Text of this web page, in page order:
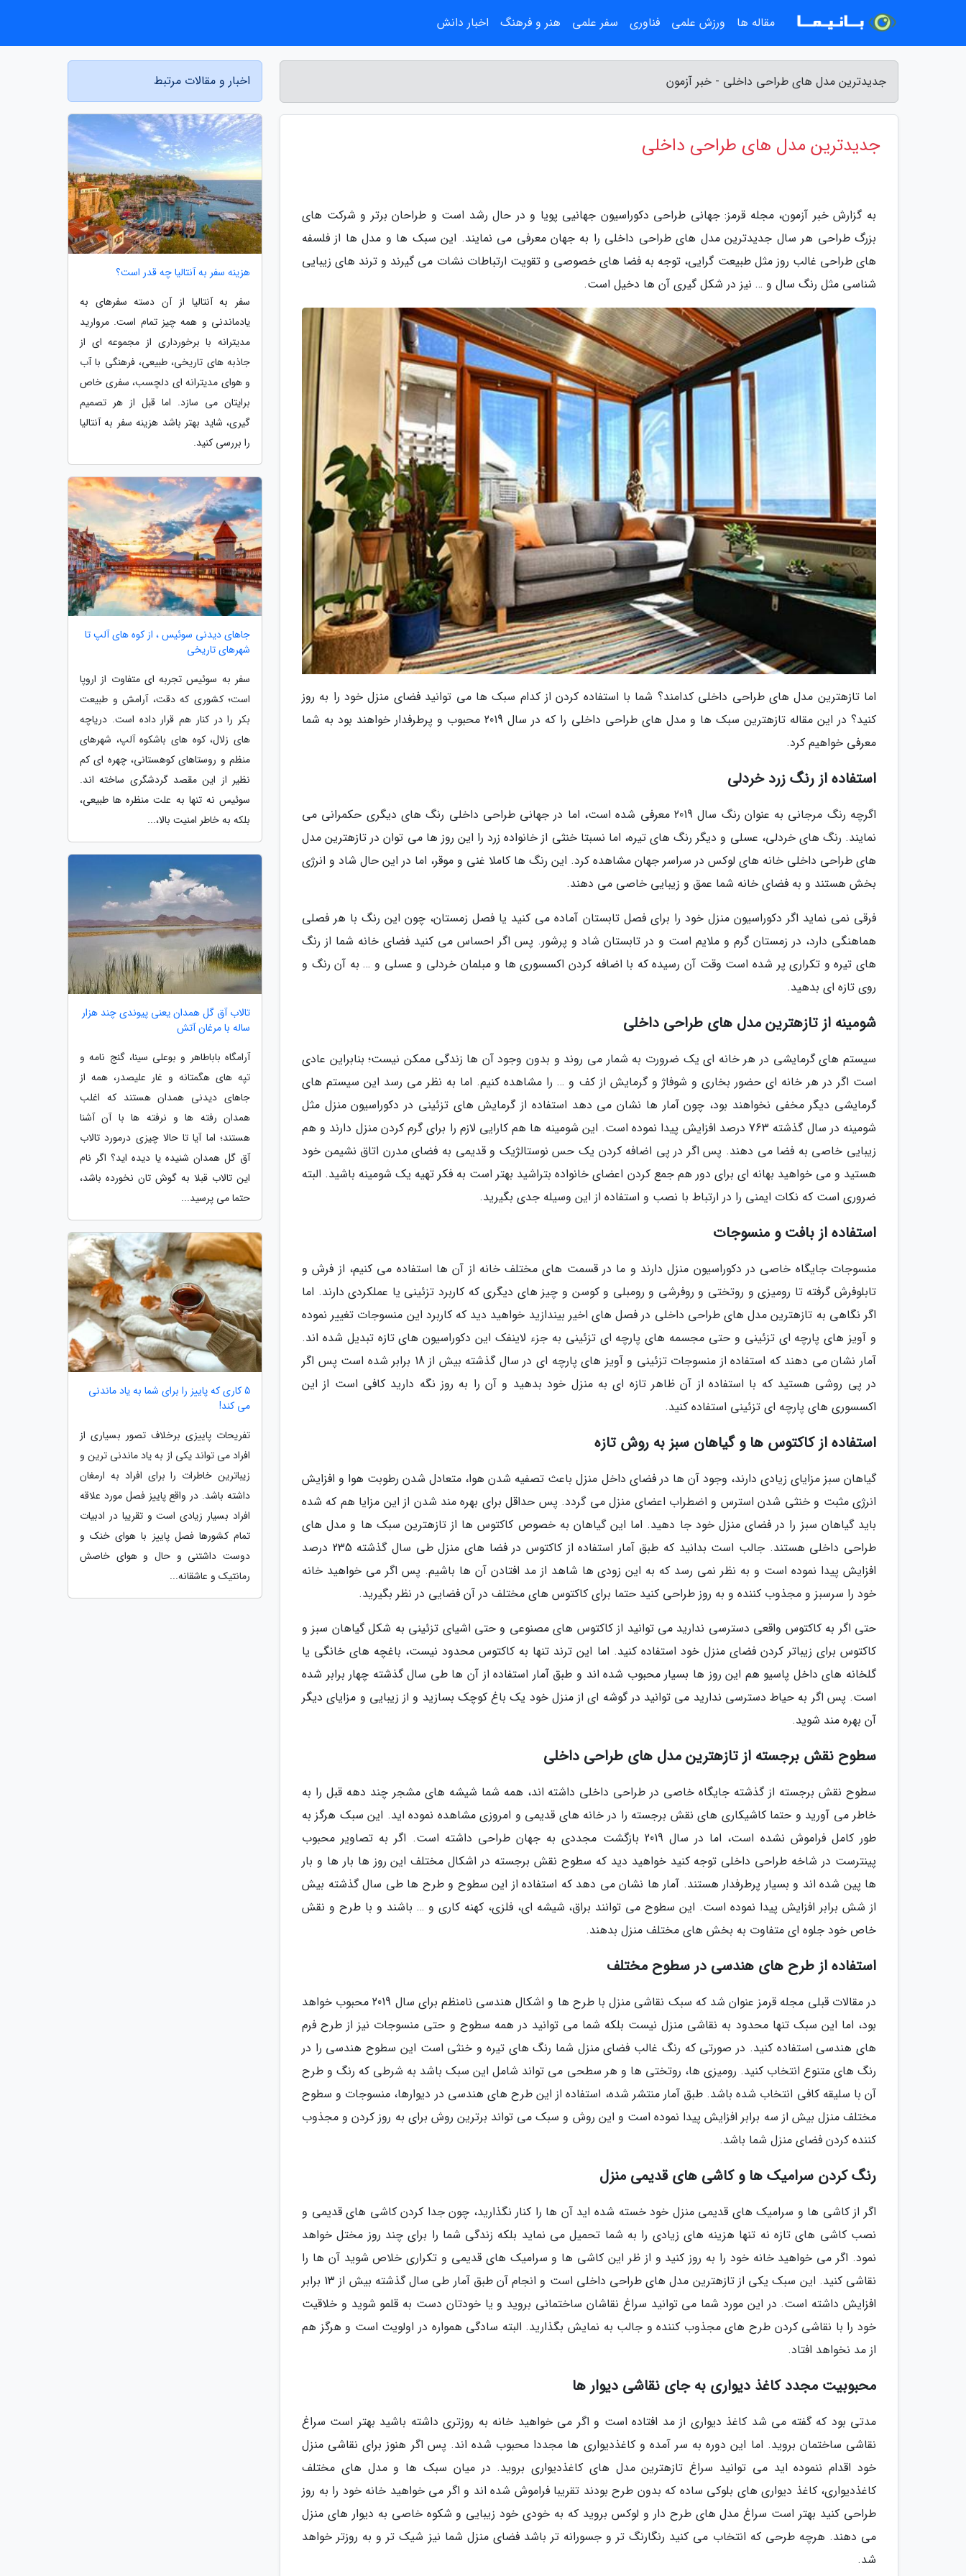
جدیدترین مدل های طراحی داخلی - خبر آزمون
جدیدترین مدل های طراحی داخلی
به گزارش خبر آزمون، مجله قرمز: جهانی طراحی دکوراسیون جهانیی پویا و در حال رشد است و طراحان برتر و شرکت های
بزرگ طراحی هر سال جدیدترین مدل های طراحی داخلی را به جهان معرفی می نمایند. این سبک ها و مدل ها از فلسفه
های طراحی غالب روز مثل طبیعت گرایی، توجه به فضا های خصوصی و تقویت ارتباطات نشات می گیرند و ترند های زیبایی
شناسی مثل رنگ سال و … نیز در شکل گیری آن ها دخیل است.
اما تازهترین مدل های طراحی داخلی کدامند؟ شما با استفاده کردن از کدام سبک ها می توانید فضای منزل خود را به روز
کنید؟ در این مقاله تازهترین سبک ها و مدل های طراحی داخلی را که در سال 2019 محبوب و پرطرفدار خواهند بود به شما
معرفی خواهیم کرد.
استفاده از رنگ زرد خردلی
اگرچه رنگ مرجانی به عنوان رنگ سال 2019 معرفی شده است، اما در جهانی طراحی داخلی رنگ های دیگری حکمرانی می
نمایند. رنگ های خردلی، عسلی و دیگر رنگ های تیره، اما نسبتا خنثی از خانواده زرد را این روز ها می توان در تازهترین مدل
های طراحی داخلی خانه های لوکس در سراسر جهان مشاهده کرد. این رنگ ها کاملا غنی و موقر، اما در این حال شاد و انرژی
بخش هستند و به فضای خانه شما عمق و زیبایی خاصی می دهند.
فرقی نمی نماید اگر دکوراسیون منزل خود را برای فصل تابستان آماده می کنید یا فصل زمستان، چون این رنگ با هر فصلی
هماهنگی دارد، در زمستان گرم و ملایم است و در تابستان شاد و پرشور. پس اگر احساس می کنید فضای خانه شما از رنگ
های تیره و تکراری پر شده است وقت آن رسیده که با اضافه کردن اکسسوری ها و مبلمان خردلی و عسلی و … به آن رنگ و
روی تازه ای بدهید.
شومینه از تازهترین مدل های طراحی داخلی
سیستم های گرمایشی در هر خانه ای یک ضرورت به شمار می روند و بدون وجود آن ها زندگی ممکن نیست؛ بنابراین عادی
است اگر در هر خانه ای حضور بخاری و شوفاژ و گرمایش از کف و … را مشاهده کنیم. اما به نظر می رسد این سیستم های
گرمایشی دیگر مخفی نخواهند بود، چون آمار ها نشان می دهد استفاده از گرمایش های تزئینی در دکوراسیون منزل مثل
شومینه در سال گذشته 763 درصد افزایش پیدا نموده است. این شومینه ها هم کارایی لازم را برای گرم کردن منزل دارند و هم
زیبایی خاصی به فضا می دهند. پس اگر در پی اضافه کردن یک حس نوستالژیک و قدیمی به فضای مدرن اتاق نشیمن خود
هستید و می خواهید بهانه ای برای دور هم جمع کردن اعضای خانواده بتراشید بهتر است به فکر تهیه یک شومینه باشید. البته
ضروری است که نکات ایمنی را در ارتباط با نصب و استفاده از این وسیله جدی بگیرید.
استفاده از بافت و منسوجات
منسوجات جایگاه خاصی در دکوراسیون منزل دارند و ما در قسمت های مختلف خانه از آن ها استفاده می کنیم، از فرش و
تابلوفرش گرفته تا رومیزی و روتختی و روفرشی و رومبلی و کوسن و چیز های دیگری که کاربرد تزئینی یا عملکردی دارند. اما
اگر نگاهی به تازهترین مدل های طراحی داخلی در فصل های اخیر بیندازید خواهید دید که کاربرد این منسوجات تغییر نموده
و آویز های پارچه ای تزئینی و حتی مجسمه های پارچه ای تزئینی به جزء لاینفک این دکوراسیون های تازه تبدیل شده اند.
آمار نشان می دهند که استفاده از منسوجات تزئینی و آویز های پارچه ای در سال گذشته بیش از 18 برابر شده است پس اگر
در پی روشی هستید که با استفاده از آن ظاهر تازه ای به منزل خود بدهید و آن را به روز نگه دارید کافی است از این
اکسسوری های پارچه ای تزئینی استفاده کنید.
استفاده از کاکتوس ها و گیاهان سبز به روش تازه
گیاهان سبز مزایای زیادی دارند، وجود آن ها در فضای داخل منزل باعث تصفیه شدن هوا، متعادل شدن رطوبت هوا و افزایش
انرژی مثبت و خنثی شدن استرس و اضطراب اعضای منزل می گردد. پس حداقل برای بهره مند شدن از این مزایا هم که شده
باید گیاهان سبز را در فضای منزل خود جا دهید. اما این گیاهان به خصوص کاکتوس ها از تازهترین سبک ها و مدل های
طراحی داخلی هستند. جالب است بدانید که طبق آمار استفاده از کاکتوس در فضا های منزل طی سال گذشته 235 درصد
افزایش پیدا نموده است و به نظر نمی رسد که به این زودی ها شاهد از مد افتادن آن ها باشیم. پس اگر می خواهید خانه
خود را سرسبز و مجذوب کننده و به روز طراحی کنید حتما برای کاکتوس های مختلف در آن فضایی در نظر بگیرید.
حتی اگر به کاکتوس واقعی دسترسی ندارید می توانید از کاکتوس های مصنوعی و حتی اشیای تزئینی به شکل گیاهان سبز و
کاکتوس برای زیباتر کردن فضای منزل خود استفاده کنید. اما این ترند تنها به کاکتوس محدود نیست، باغچه های خانگی یا
گلخانه های داخل پاسیو هم این روز ها بسیار محبوب شده اند و طبق آمار استفاده از آن ها طی سال گذشته چهار برابر شده
است. پس اگر به حیاط دسترسی ندارید می توانید در گوشه ای از منزل خود یک باغ کوچک بسازید و از زیبایی و مزایای دیگر
آن بهره مند شوید.
سطوح نقش برجسته از تازهترین مدل های طراحی داخلی
سطوح نقش برجسته از گذشته جایگاه خاصی در طراحی داخلی داشته اند، همه شما شیشه های مشجر چند دهه قبل را به
خاطر می آورید و حتما کاشیکاری های نقش برجسته را در خانه های قدیمی و امروزی مشاهده نموده اید. این سبک هرگز به
طور کامل فراموش نشده است، اما در سال 2019 بازگشت مجددی به جهان طراحی داشته است. اگر به تصاویر محبوب
پینترست در شاخه طراحی داخلی توجه کنید خواهید دید که سطوح نقش برجسته در اشکال مختلف این روز ها بار ها و بار
ها پین شده اند و بسیار پرطرفدار هستند. آمار ها نشان می دهد که استفاده از این سطوح و طرح ها طی سال گذشته بیش
از شش برابر افزایش پیدا نموده است. این سطوح می توانند براق، شیشه ای، فلزی، کهنه کاری و … باشند و با طرح و نقش
خاص خود جلوه ای متفاوت به بخش های مختلف منزل بدهند.
استفاده از طرح های هندسی در سطوح مختلف
در مقالات قبلی مجله قرمز عنوان شد که سبک نقاشی منزل با طرح ها و اشکال هندسی نامنظم برای سال 2019 محبوب خواهد
بود، اما این سبک تنها محدود به نقاشی منزل نیست بلکه شما می توانید در همه سطوح و حتی منسوجات نیز از طرح فرم
های هندسی استفاده کنید. در صورتی که رنگ غالب فضای منزل شما رنگ های تیره و خنثی است این سطوح هندسی را در
رنگ های متنوع انتخاب کنید. رومیزی ها، روتختی ها و هر سطحی می تواند شامل این سبک باشد به شرطی که رنگ و طرح
آن با سلیقه کافی انتخاب شده باشد. طبق آمار منتشر شده، استفاده از این طرح های هندسی در دیوارها، منسوجات و سطوح
مختلف منزل بیش از سه برابر افزایش پیدا نموده است و این روش و سبک می تواند برترین روش برای به روز کردن و مجذوب
کننده کردن فضای منزل شما باشد.
رنگ کردن سرامیک ها و کاشی های قدیمی منزل
اگر از کاشی ها و سرامیک های قدیمی منزل خود خسته شده اید آن ها را کنار نگذارید، چون جدا کردن کاشی های قدیمی و
نصب کاشی های تازه نه تنها هزینه های زیادی را به شما تحمیل می نماید بلکه زندگی شما را برای چند روز مختل خواهد
نمود. اگر می خواهید خانه خود را به روز کنید و از ظر این کاشی ها و سرامیک های قدیمی و تکراری خلاص شوید آن ها را
نقاشی کنید. این سبک یکی از تازهترین مدل های طراحی داخلی است و انجام آن طبق آمار طی سال گذشته بیش از 13 برابر
افزایش داشته است. در این مورد شما می توانید سراغ نقاشان ساختمانی بروید و یا خودتان دست به قلمو شوید و خلاقیت
خود را با نقاشی کردن طرح های مجذوب کننده و جالب به نمایش بگذارید. البته سادگی همواره در اولویت است و هرگز هم
از مد نخواهد افتاد.
محبوبیت مجدد کاغذ دیواری به جای نقاشی دیوار ها
مدتی بود که گفته می شد کاغذ دیواری از مد افتاده است و اگر می خواهید خانه به روزتری داشته باشید بهتر است سراغ
نقاشی ساختمان بروید. اما این دوره به سر آمده و کاغذدیواری ها مجددا محبوب شده اند. پس اگر هنوز برای نقاشی منزل
خود اقدام ننموده اید می توانید سراغ تازهترین مدل های کاغذدیواری بروید. در میان سبک ها و مدل های مختلف
کاغذدیواری، کاغذ دیواری های بلوکی ساده که بدون طرح بودند تقریبا فراموش شده اند و اگر می خواهید خانه خود را به روز
طراحی کنید بهتر است سراغ مدل های طرح دار و لوکس بروید که به خودی خود زیبایی و شکوه خاصی به دیوار های منزل
می دهند. هرچه طرحی که انتخاب می کنید رنگارنگ تر و جسورانه تر باشد فضای منزل شما نیز شیک تر و به روزتر خواهد
شد.
اخبار و مقالات مرتبط
هزینه سفر به آنتالیا چه قدر است؟
سفر به آنتالیا از آن دسته سفرهای به
یادماندنی و همه چیز تمام است. مروارید
مدیترانه با برخورداری از مجموعه ای از
جاذبه های تاریخی، طبیعی، فرهنگی با آب
و هوای مدیترانه ای دلچسب، سفری خاص
برایتان می سازد. اما قبل از هر تصمیم
گیری، شاید بهتر باشد هزینه سفر به آنتالیا
را بررسی کنید.
جاهای دیدنی سوئیس ، از کوه های آلپ تا
شهرهای تاریخی
سفر به سوئیس تجربه ای متفاوت از اروپا
است؛ کشوری که دقت، آرامش و طبیعت
بکر را در کنار هم قرار داده است. دریاچه
های زلال، کوه های باشکوه آلپ، شهرهای
منظم و روستاهای کوهستانی، چهره ای کم
نظیر از این مقصد گردشگری ساخته اند.
سوئیس نه تنها به علت منظره ها طبیعی،
بلکه به خاطر امنیت بالا،...
تالاب آق گل همدان یعنی پیوندی چند هزار
ساله با مرغان آتش
آرامگاه باباطاهر و بوعلی سینا، گنج نامه و
تپه های هگمتانه و غار علیصدر، همه از
جاهای دیدنی همدان هستند که اغلب
همدان رفته ها و نرفته ها با آن آشنا
هستند؛ اما آیا تا حالا چیزی درمورد تالاب
آق گل همدان شنیده یا دیده اید؟ اگر نام
این تالاب قبلا به گوش تان نخورده باشد،
حتما می پرسید...
5 کاری که پاییز را برای شما به یاد ماندنی
می کند!
تفریحات پاییزی برخلاف تصور بسیاری از
افراد می تواند یکی از به یاد ماندنی ترین و
زیباترین خاطرات را برای افراد به ارمغان
داشته باشد. در واقع پاییز فصل مورد علاقه
افراد بسیار زیادی است و تقریبا در ادبیات
تمام کشورها فصل پاییز با هوای خنک و
دوست داشتنی و حال و هوای خاصش
رمانتیک و عاشقانه...
مقاله ها ورزش علمی فناوری سفر علمی هنر و فرهنگ اخبار دانش